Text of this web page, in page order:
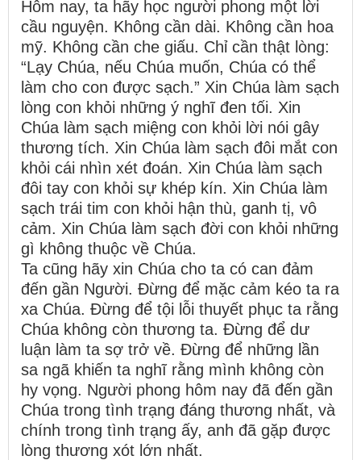
Hôm nay, ta hãy học người phong một lời
cầu nguyện. Không cần dài. Không cần hoa
mỹ. Không cần che giấu. Chỉ cần thật lòng:
“Lạy Chúa, nếu Chúa muốn, Chúa có thể
làm cho con được sạch.” Xin Chúa làm sạch
lòng con khỏi những ý nghĩ đen tối. Xin
Chúa làm sạch miệng con khỏi lời nói gây
thương tích. Xin Chúa làm sạch đôi mắt con
khỏi cái nhìn xét đoán. Xin Chúa làm sạch
đôi tay con khỏi sự khép kín. Xin Chúa làm
sạch trái tim con khỏi hận thù, ganh tị, vô
cảm. Xin Chúa làm sạch đời con khỏi những
gì không thuộc về Chúa.
Ta cũng hãy xin Chúa cho ta có can đảm
đến gần Người. Đừng để mặc cảm kéo ta ra
xa Chúa. Đừng để tội lỗi thuyết phục ta rằng
Chúa không còn thương ta. Đừng để dư
luận làm ta sợ trở về. Đừng để những lần
sa ngã khiến ta nghĩ rằng mình không còn
hy vọng. Người phong hôm nay đã đến gần
Chúa trong tình trạng đáng thương nhất, và
chính trong tình trạng ấy, anh đã gặp được
lòng thương xót lớn nhất.